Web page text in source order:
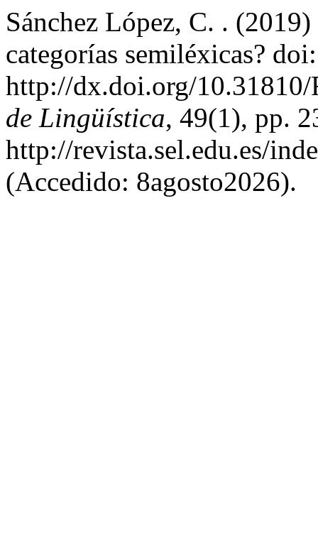
Sánchez López, C. .
categorías semiléxicas? doi:
http://dx.doi.org/
de Lingüística, 49(1), pp.
http://revista.sel.edu.es/
(Accedido: 8agosto2026).